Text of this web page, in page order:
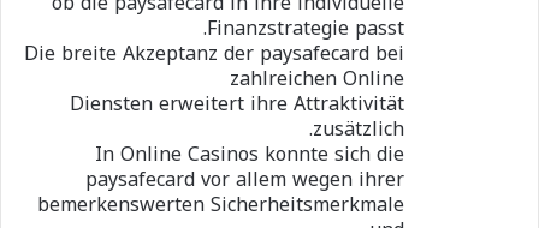
Finanzstrategie passt.
Die breite Akzeptanz der paysafecard bei
zahlreichen Online
Diensten erweitert ihre Attraktivität
zusätzlich.
In Online Casinos konnte sich die
paysafecard vor allem wegen ihrer
bemerkenswerten Sicherheitsmerkmale